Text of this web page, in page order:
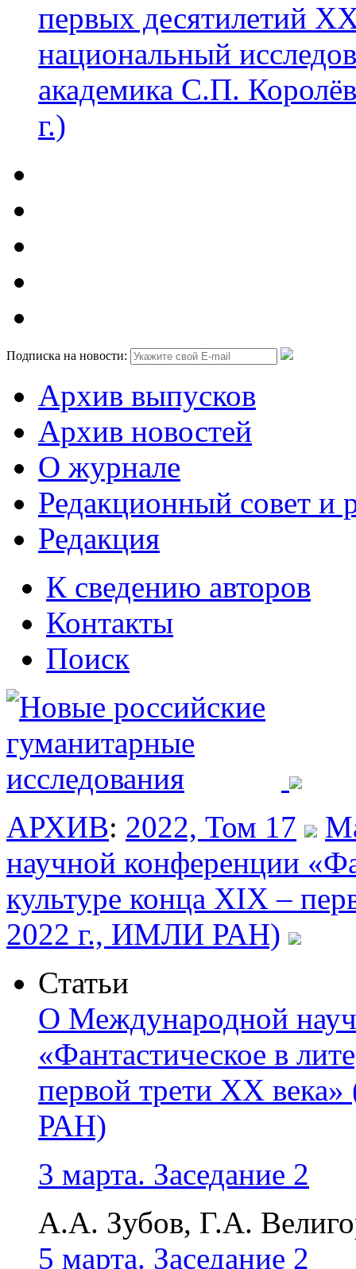
первых десятилетий
национальный
академика С.П.
г.)
Подписка на новости:
Архив выпусков
Архив новостей
О журнале
Редакционный совет и
Редакция
К сведению авторов
Контакты
Поиск
АРХИВ: 2022, Том 17
научной конференции
культуре конца XIX –
2022 г., ИМЛИ РАН)
Статьи
О Международной
«Фантастическое в
первой трети ХХ
РАН)
3 марта. Заседание 2
А.А. Зубов, Г.А.
5 марта. Заседание 2